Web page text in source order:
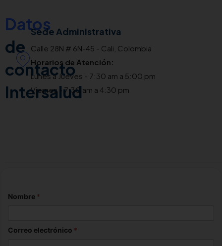
Datos
de
contacto
Intersalud
Sede Administrativa
Calle 28N # 6N-45 - Cali, Colombia
Horarios de Atención:
Lunes a Jueves - 7:30 am a 5:00 pm
Viernes - 7:30 am a 4:30 pm
Nombre *
Correo electrónico *